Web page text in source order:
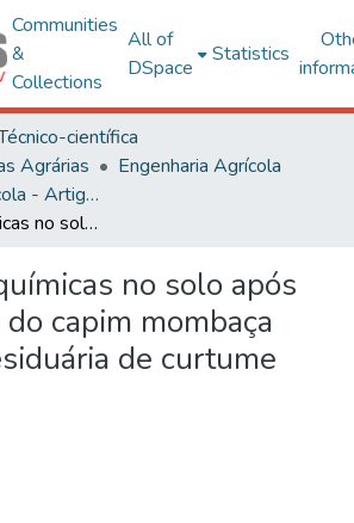
Communities
&
Collections
All of
DSpace
Statistics
científica
Agrárias
Engenharia Agrícola
Engenharia Agrícola - Artigos
Alterações químicas no solo após fertirrigação do capim mombaça com água residuária de curtume
no solo após
capim mombaça
de curtume